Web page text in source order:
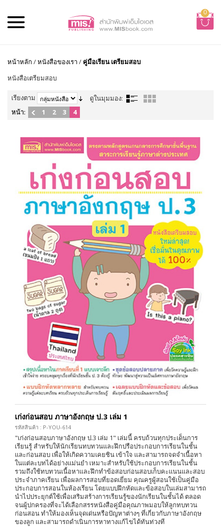
0
หน้าหลัก /หนังสือของเรา / คู่มือเรียน เตรียมสอบ
หนังสือเตรียมสอบ
เรียงตาม
ดูในมุมมอง:
หน้า:
1 2 3 4
เก่งก่อนสอบ ภาษาอังกฤษ ป.3 เล่ม 1
รหัสสินค้า : P-YOU-614
"เก่งก่อนสอบภาษาอังกฤษ ป.3 เล่ม 1" เล่มนี้ ครบถ้วนทุกประเด็นการ
เรียนรู้ สำหรับให้นักเรียนทบทวนและฝึกปรือประกอบการเรียนในชั้น
และก่อนสอบ เพื่อให้เกิดความเคยชิน เข้าใจ และสามารถจดจำเนื้อหา
ในแต่ละบทได้อย่างแม่นยำ เหมาะสำหรับใช้ประกอบการเรียนในชั้น
รวมถึงใช้ทบทวนเนื้อหาและฝึกทำข้อสอบก่อนสอบเก็บคะแนนและสอบ
ประจำภาคเรียน เพื่อผลการสอบที่ยอดเยี่ยม คุณครูผู้สอนใช้เป็นคู่มือ
ประกอบการสอนในห้องเรียน โดยแบบฝึกหัดและข้อสอบในเล่มสามารถ
นำไปประยุกต์ใช้เพื่อเสริมสร้างการเรียนรู้ของนักเรียนในชั้นได้ ตลอด
จนผู้ปกครองที่จะได้เลือกสรรหนังสือคู่มือคุณภาพมอบให้ลูกทบทวน
ก่อนสอน ทำให้มองเห็นจุดเด่นหรือปัญหาต่างๆ ที่เกี่ยวกับภาษาอังกฤษ
ของลูก และสามารถดำเนินการหาทางแก้ไขได้ทันท่วงที